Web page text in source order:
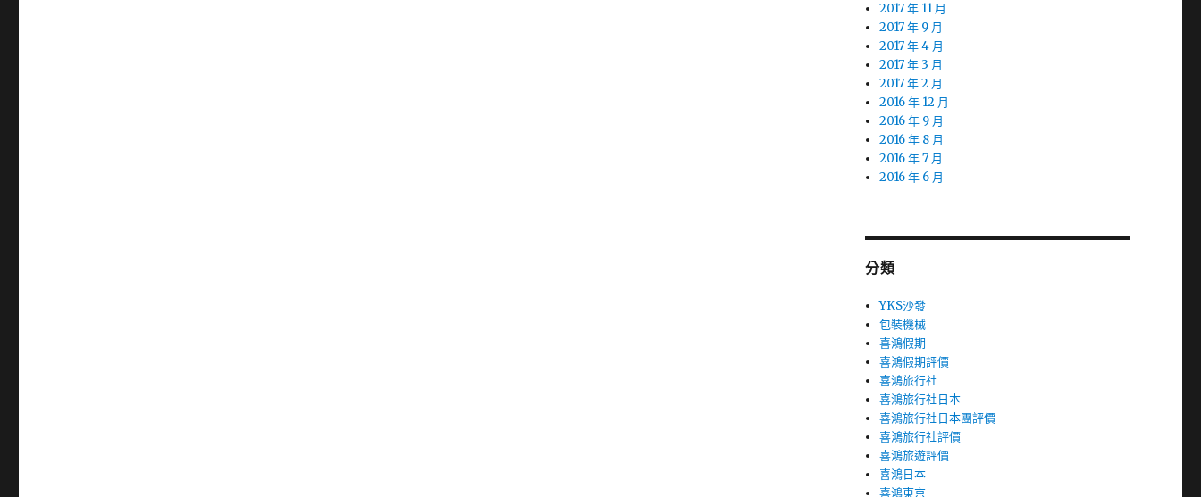
2017 年 11 月
2017 年 9 月
2017 年 4 月
2017 年 3 月
2017 年 2 月
2016 年 12 月
2016 年 9 月
2016 年 8 月
2016 年 7 月
2016 年 6 月
分類
YKS沙發
包裝機械
喜鴻假期
喜鴻假期評價
喜鴻旅行社
喜鴻旅行社日本
喜鴻旅行社日本團評價
喜鴻旅行社評價
喜鴻旅遊評價
喜鴻日本
喜鴻東京